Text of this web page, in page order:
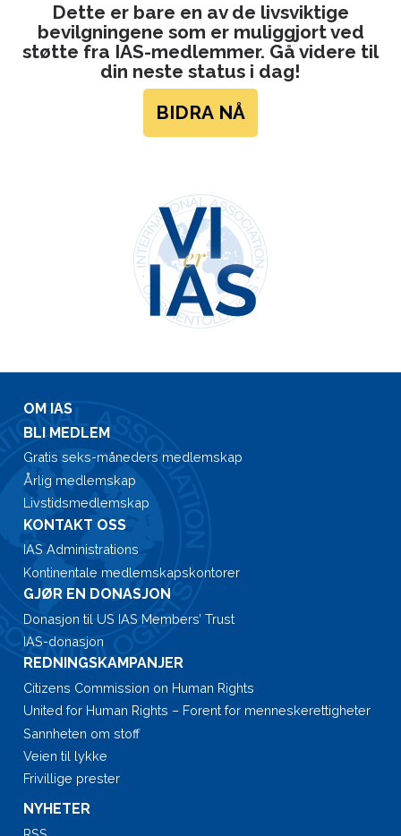
Dette er bare en av de livsviktige
bevilgningene som er muliggjort ved
støtte fra IAS-medlemmer. Gå videre til
din neste status i dag!
BIDRA NÅ
OM IAS
BLI MEDLEM
Gratis seks-måneders medlemskap
Årlig medlemskap
Livstidsmedlemskap
KONTAKT OSS
IAS Administrations
Kontinentale medlemskapskontorer
GJØR EN DONASJON
Donasjon til US IAS Members’ Trust
IAS-donasjon
REDNINGSKAMPANJER
Citizens Commission on Human Rights
United for Human Rights – Forent for menneskerettigheter
Sannheten om stoff
Veien til lykke
Frivillige prester
NYHETER